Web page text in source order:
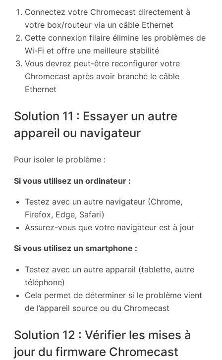
Connectez votre Chromecast directement à
votre box/routeur via un câble Ethernet
Cette connexion filaire élimine les problèmes de
Wi-Fi et offre une meilleure stabilité
Vous devrez peut-être reconfigurer votre
Chromecast après avoir branché le câble
Ethernet
Solution 11 : Essayer un autre
appareil ou navigateur
Pour isoler le problème :
Si vous utilisez un ordinateur :
Testez avec un autre navigateur (Chrome,
Firefox, Edge, Safari)
Assurez-vous que votre navigateur est à jour
Si vous utilisez un smartphone :
Testez avec un autre appareil (tablette, autre
téléphone)
Cela permet de déterminer si le problème vient
de l’appareil source ou du Chromecast
Solution 12 : Vérifier les mises à
jour du firmware Chromecast